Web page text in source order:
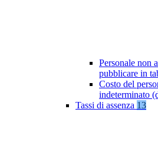
Personale non
pubblicare in
Costo del
indeterminato
Tassi di assenza 13